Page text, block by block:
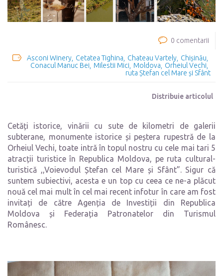
0 comentarii
Asconi Winery Cetatea Tighina Chateau Vartely Chișinău
Conacul Manuc Bei
Milestii Mici Moldova
Orheiul Vechi
ruta Ștefan cel Mare și Sfânt
Distribuie articolul
Cetăți istorice, vinării cu sute de kilometri de galerii
subterane, monumente istorice și peștera rupestră de la
Orheiul Vechi, toate intră în topul nostru cu cele mai tari 5
atracții turistice în Republica Moldova, pe ruta cultural-
turistică ,,Voievodul Ștefan cel Mare și Sfânt”. Sigur că
suntem subiectivi, acesta e un top cu ceea ce ne-a plăcut
nouă cel mai mult în cel mai recent infotur în care am fost
invitați de către Agenția de Investiții din Republica
Moldova și Federația Patronatelor din Turismul
Românesc.